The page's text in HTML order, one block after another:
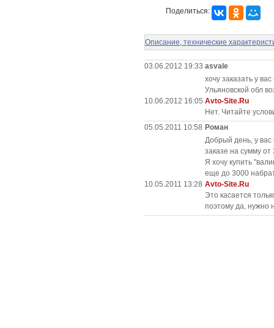
Поделиться:
Описание, технические
03.06.2012 19:33 asvale
хочу заказать у
Ульяновской обл
10.06.2012 16:05 Avto-Site.Ru
Нет. Читайте
05.05.2011 10:58 Роман
Добрый день, у
заказе на сумму от
Я хочу купить
еще до 3000
10.05.2011 13:28 Avto-Site.Ru
Это касается
поэтому да, нужно